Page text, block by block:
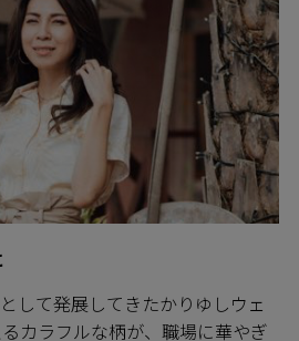
して発展してきたかりゆしウェ
カラフルな柄が、職場に華やぎ